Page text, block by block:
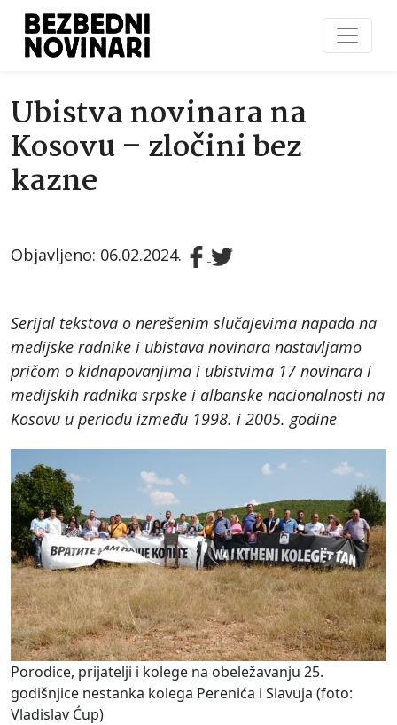
Ubistva novinara na
Kosovu – zločini bez
kazne
Objavljeno: 06.02.2024.
Serijal tekstova o nerešenim slučajevima napada na
medijske radnike i ubistava novinara nastavljamo
pričom o kidnapovanjima i ubistvima 17 novinara i
medijskih radnika srpske i albanske nacionalnosti na
Kosovu u periodu između 1998. i 2005. godine
Porodice, prijatelji i kolege na obeležavanju 25.
godišnjice nestanka kolega Perenića i Slavuja (foto:
Vladislav Ćup)